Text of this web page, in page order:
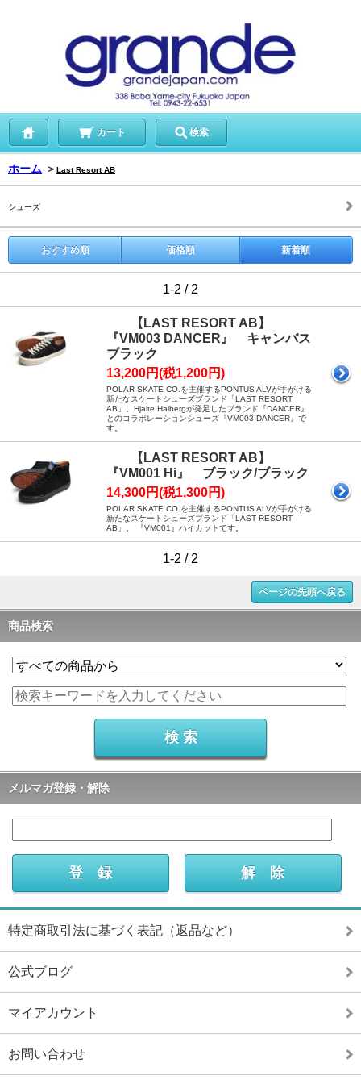
カート 検索
ホーム ＞ Last Resort AB
シューズ
おすすめ順 価格順 新着順
1-2 / 2
【LAST RESORT AB】
『VM003 DANCER』 キャンバス
ブラック
13,200円(税1,200円)
POLAR SKATE CO.を主催するPONTUS ALVが手がける
新たなスケートシューズブランド「LAST RESORT
AB」。Hjalte Halbergが発足したブランド『DANCER』
とのコラボレーションシューズ『VM003 DANCER』で
す。
【LAST RESORT AB】
『VM001 Hi』 ブラック/ブラック
14,300円(税1,300円)
POLAR SKATE CO.を主催するPONTUS ALVが手がける
新たなスケートシューズブランド「LAST RESORT
AB」。 『VM001』ハイカットです。
1-2 / 2
ページの先頭へ戻る
商品検索
メルマガ登録・解除
特定商取引法に基づく表記（返品など）
公式ブログ
マイアカウント
お問い合わせ